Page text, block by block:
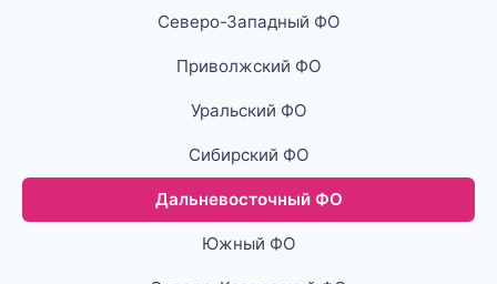
Северо-Западный ФО
Приволжский ФО
Уральский ФО
Сибирский ФО
Дальневосточный ФО
Южный ФО